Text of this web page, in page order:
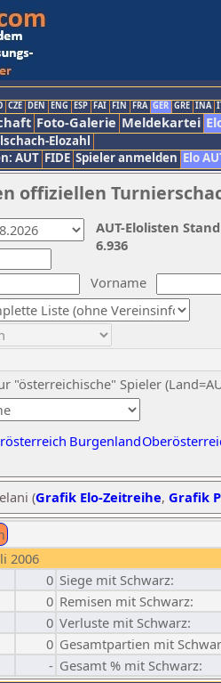
CZE DEN ENG ESP FAI FIN FRA GER GRE INA
Foto-Galerie Meldekartei
Elozahl
AUT FIDE Spieler anmelden Elo
offiziellen
Vorname
"österreichische" Spieler
Burgenland
AUT-Elolisten
6.936
(Grafik Elo-Zeitreihe, Grafik
2006
0 Siege mit Schwarz:
0 Remisen mit Schwarz:
0 Verluste mit Schwarz:
0 Gesamtpartien mit
- Gesamt % mit Schwarz: